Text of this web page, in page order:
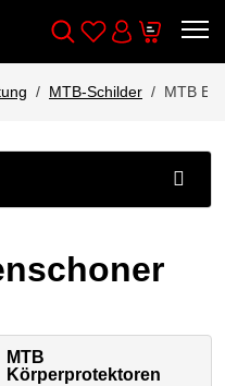
Wishlist
Cart
MTB-Schilder MTB
MTB
Körperprotektoren